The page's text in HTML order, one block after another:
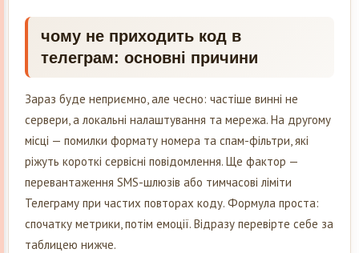
чому не приходить код в
телеграм: основні причини
Зараз буде неприємно, але чесно: частіше винні не
сервери, а локальні налаштування та мережа. На другому
місці — помилки формату номера та спам-фільтри, які
ріжуть короткі сервісні повідомлення. Ще фактор —
перевантаження SMS-шлюзів або тимчасові ліміти
Телеграму при частих повторах коду. Формула проста:
спочатку метрики, потім емоції. Відразу перевірте себе за
таблицею нижче.